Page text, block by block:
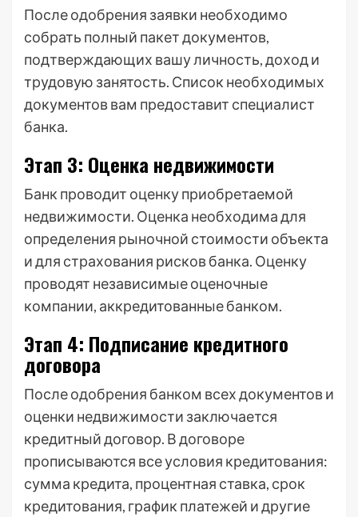
После одобрения заявки необходимо
собрать полный пакет документов,
подтверждающих вашу личность, доход и
трудовую занятость. Список необходимых
документов вам предоставит специалист
банка.
Этап 3: Оценка недвижимости
Банк проводит оценку приобретаемой
недвижимости. Оценка необходима для
определения рыночной стоимости объекта
и для страхования рисков банка. Оценку
проводят независимые оценочные
компании, аккредитованные банком.
Этап 4: Подписание кредитного
договора
После одобрения банком всех документов и
оценки недвижимости заключается
кредитный договор. В договоре
прописываются все условия кредитования:
сумма кредита, процентная ставка, срок
кредитования, график платежей и другие